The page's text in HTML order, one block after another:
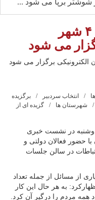
شوشتر برپا می شود ...
انتخابات شورای شهر در ۴ شهر
می شود
انتخاب سردبیر
برگزیده
شهرستان ها
گزیده ای از
در نشست خبری
حضور فعالان دولتی و
در سالن جلسات
از مسائل از جمله تعداد
به هر حال این کار
همه مردم را درگیر آن کرد.